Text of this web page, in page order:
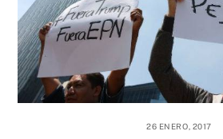
26 ENERO, 2017